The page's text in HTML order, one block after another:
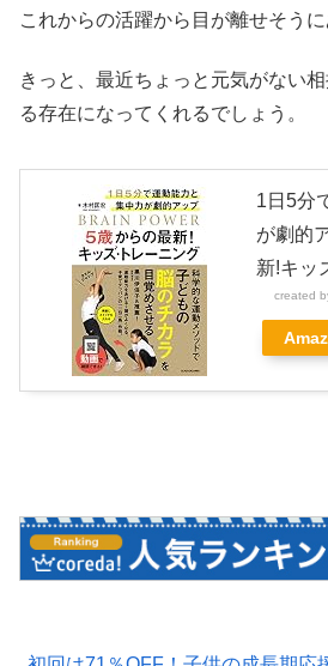
これからの活躍から目が離せそうに
きっと、最近ちょっと元気がない
る存在になってくれるでしょう。
1日5分
が劇的
新!キッ
created